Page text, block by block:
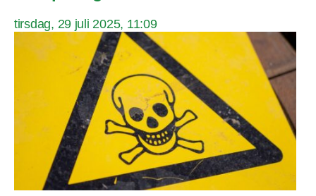
tirsdag, 29 juli 2025, 11:09